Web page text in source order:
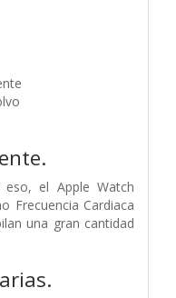
el Apple Watch
Frecuencia Cardiaca
una gran cantidad